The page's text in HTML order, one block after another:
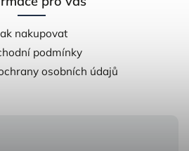
nakupovat
podmínky
osobních údajů